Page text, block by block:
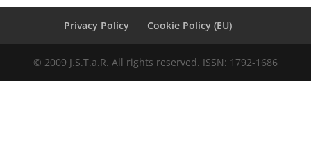
Privacy Policy Cookie Policy (EU)
© 2009 J.S.T.a.R. All rights reserved. ISSN: 1792-1686